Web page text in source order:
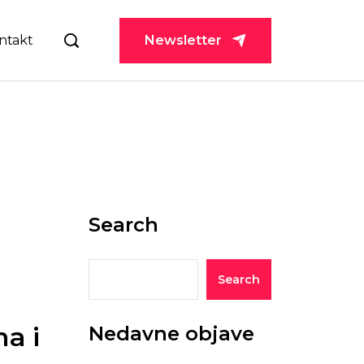
Newsletter
i
Search
Search
Nedavne objave